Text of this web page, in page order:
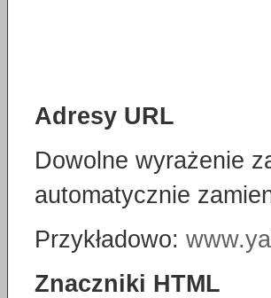
Adresy URL
Dowolne wyrażenie
automatycznie
Przykładowo:
Znaczniki HTML